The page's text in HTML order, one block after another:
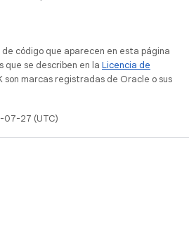
código que aparecen en esta página
que se describen en la Licencia de
son marcas registradas de Oracle o sus
07-27 (UTC)